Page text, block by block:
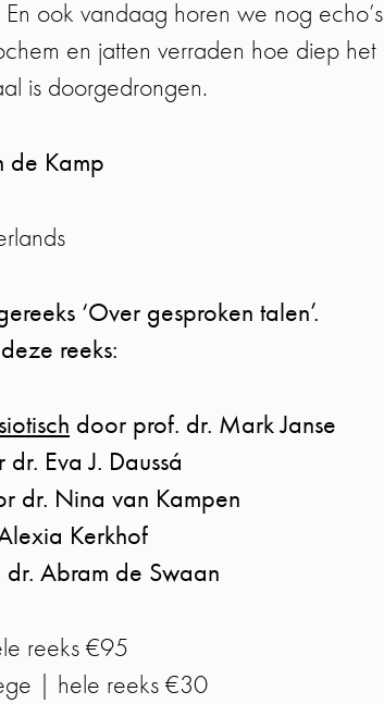
ook vandaag horen we nog echo’s
en jatten verraden hoe diep het
is doorgedrongen.
de Kamp
‘Over gesproken talen’.
reeks:
door prof. dr. Mark Janse
Eva J. Daussá
dr. Nina van Kampen
Kerkhof
dr. Abram de Swaan
reeks €95
| hele reeks €30